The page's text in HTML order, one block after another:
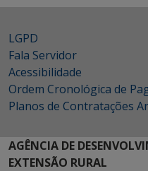
LGPD
Fala Servidor
Acessibilidade
Ordem Cronológica de
Planos de Contratações
AGÊNCIA DE
EXTENSÃO RURAL